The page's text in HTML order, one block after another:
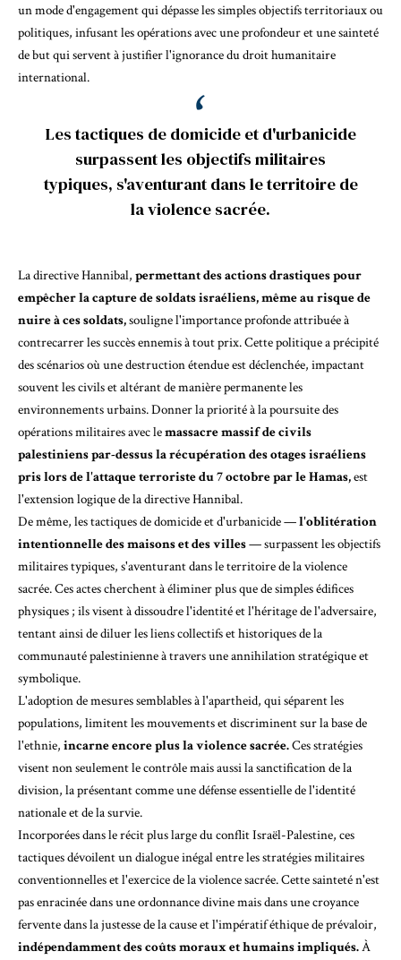
un mode d'engagement qui dépasse les simples objectifs territoriaux ou
politiques, infusant les opérations avec une profondeur et une sainteté
de but qui servent à justifier l'ignorance du droit humanitaire
international.
Les tactiques de domicide et d'urbanicide
surpassent les objectifs militaires
typiques, s'aventurant dans le territoire de
la violence sacrée.
La directive Hannibal, permettant des actions drastiques pour
empêcher la capture de soldats israéliens, même au risque de
nuire à ces soldats,souligne l'importance profonde attribuée à
contrecarrer les succès ennemis à tout prix. Cette politique a précipité
des scénarios où une destruction étendue est déclenchée, impactant
souvent les civils et altérant de manière permanente les
environnements urbains. Donner la priorité à la poursuite des
opérations militaires avec lemassacre massif de civils
palestiniens par-dessus la récupération des otages israéliens
pris lors de l'attaque terroriste du 7 octobre par le Hamas,est
l'extension logique de la directive Hannibal.
De même, les tactiques de domicide et d'urbanicide —l'oblitération
intentionnelle des maisons et des villes— surpassent les objectifs
militaires typiques, s'aventurant dans le territoire de la violence
sacrée. Ces actes cherchent à éliminer plus que de simples édifices
physiques ; ils visent à dissoudre l'identité et l'héritage de l'adversaire,
tentant ainsi de diluer les liens collectifs et historiques de la
communauté palestinienne à travers une annihilation stratégique et
symbolique.
L'adoption de mesures semblables à l'apartheid, qui séparent les
populations, limitent les mouvements et discriminent sur la base de
l'ethnie, incarne encore plus la violence sacrée.Ces stratégies
visent non seulement le contrôle mais aussi la sanctification de la
division, la présentant comme une défense essentielle de l'identité
nationale et de la survie.
Incorporées dans le récit plus large du conflit Israël-Palestine, ces
tactiques dévoilent un dialogue inégal entre les stratégies militaires
conventionnelles et l'exercice de la violence sacrée. Cette sainteté n'est
pas enracinée dans une ordonnance divine mais dans une croyance
fervente dans la justesse de la cause et l'impératif éthique de prévaloir,
indépendamment des coûts moraux et humains impliqués.À